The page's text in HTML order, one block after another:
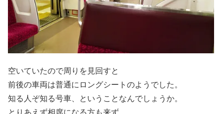
空いていたので周りを見回すと
前後の車両は普通にロングシートのようでした。
知る人ぞ知る号車、ということなんでしょうか。
とりあえず相席になる方も来ず